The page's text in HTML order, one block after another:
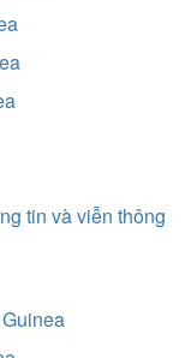
tin và viễn thông